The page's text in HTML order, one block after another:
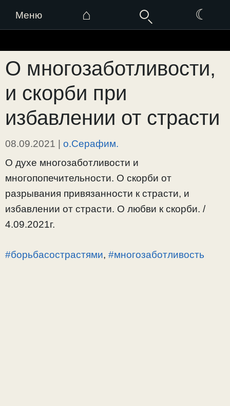
Меню ⌂ ☾
к
содержимому
О многозаботливости,
и скорби при
избавлении от страсти
08.09.2021 | о.Серафим.
О духе многозаботливости и
многопопечительности. О скорби от
разрывания привязанности к страсти, и
избавлении от страсти. О любви к скорби. /
4.09.2021г.
#борьбасострастями, #многозаботливость